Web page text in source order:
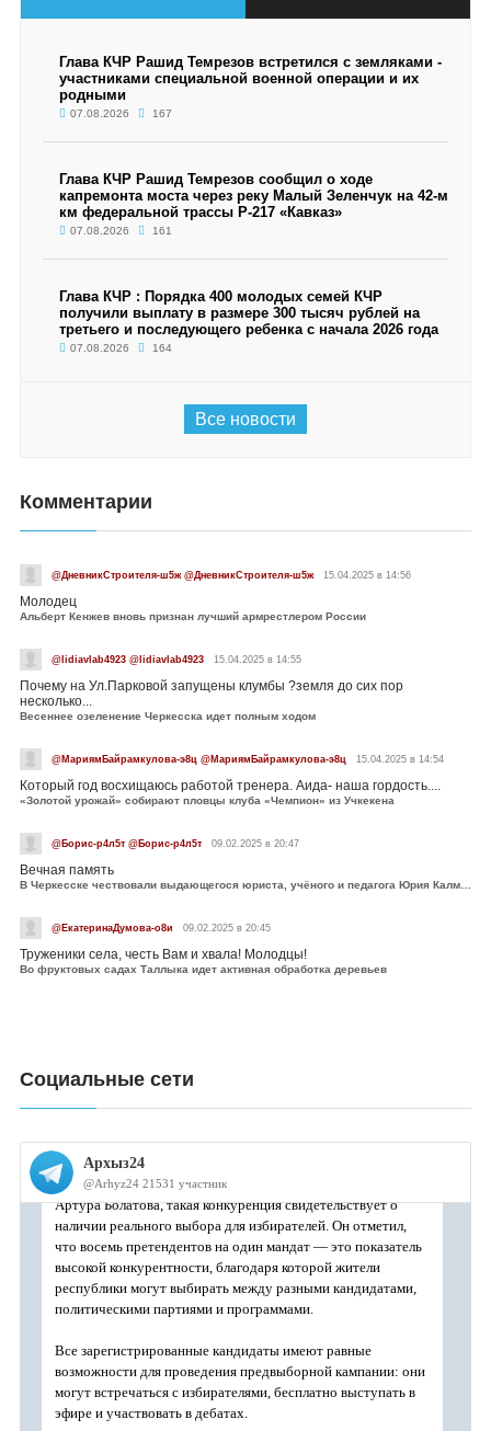
Глава КЧР Рашид Темрезов встретился с земляками -
участниками специальной военной операции и их
родными
07.08.2026 167
Глава КЧР Рашид Темрезов сообщил о ходе
капремонта моста через реку Малый Зеленчук на 42-м
км федеральной трассы Р-217 «Кавказ»
07.08.2026 161
Глава КЧР : Порядка 400 молодых семей КЧР
получили выплату в размере 300 тысяч рублей на
третьего и последующего ребенка с начала 2026 года
07.08.2026 164
Все новости
Комментарии
@ДневникСтроителя-ш5ж @ДневникСтроителя-ш5ж 15.04.2025 в 14:56
Молодец
Альберт Кенжев вновь признан лучший армрестлером России
@lidiavlab4923 @lidiavlab4923 15.04.2025 в 14:55
Почему на Ул.Парковой запущены клумбы ?земля до сих пор
несколько...
Весеннее озеленение Черкесска идет полным ходом
@МариямБайрамкулова-э8ц @МариямБайрамкулова-э8ц 15.04.2025 в 14:54
Который год восхищаюсь работой тренера. Аида- наша гордость....
«Золотой урожай» собирают пловцы клуба «Чемпион» из Учкекена
@Борис-р4л5т @Борис-р4л5т 09.02.2025 в 20:47
Вечная память
В Черкесске чествовали выдающегося юриста, учёного и педагога Юрия Калмыкова
@ЕкатеринаДумова-о8и 09.02.2025 в 20:45
Труженики села, честь Вам и хвала! Молодцы!
Во фруктовых садах Таллыка идет активная обработка деревьев
Социальные сети